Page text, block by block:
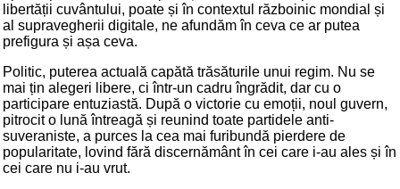
libertății cuvântului, poate și în contextul războinic mondial și
al supravegherii digitale, ne afundăm în ceva ce ar putea
prefigura și așa ceva.
Politic, puterea actuală capătă trăsăturile unui regim. Nu se
mai țin alegeri libere, ci într-un cadru îngrădit, dar cu o
participare entuziastă. După o victorie cu emoții, noul guvern,
pitrocit o lună întreagă și reunind toate partidele anti-
suveraniste, a purces la cea mai furibundă pierdere de
popularitate, lovind fără discernământ în cei care i-au ales și în
cei care nu i-au vrut.